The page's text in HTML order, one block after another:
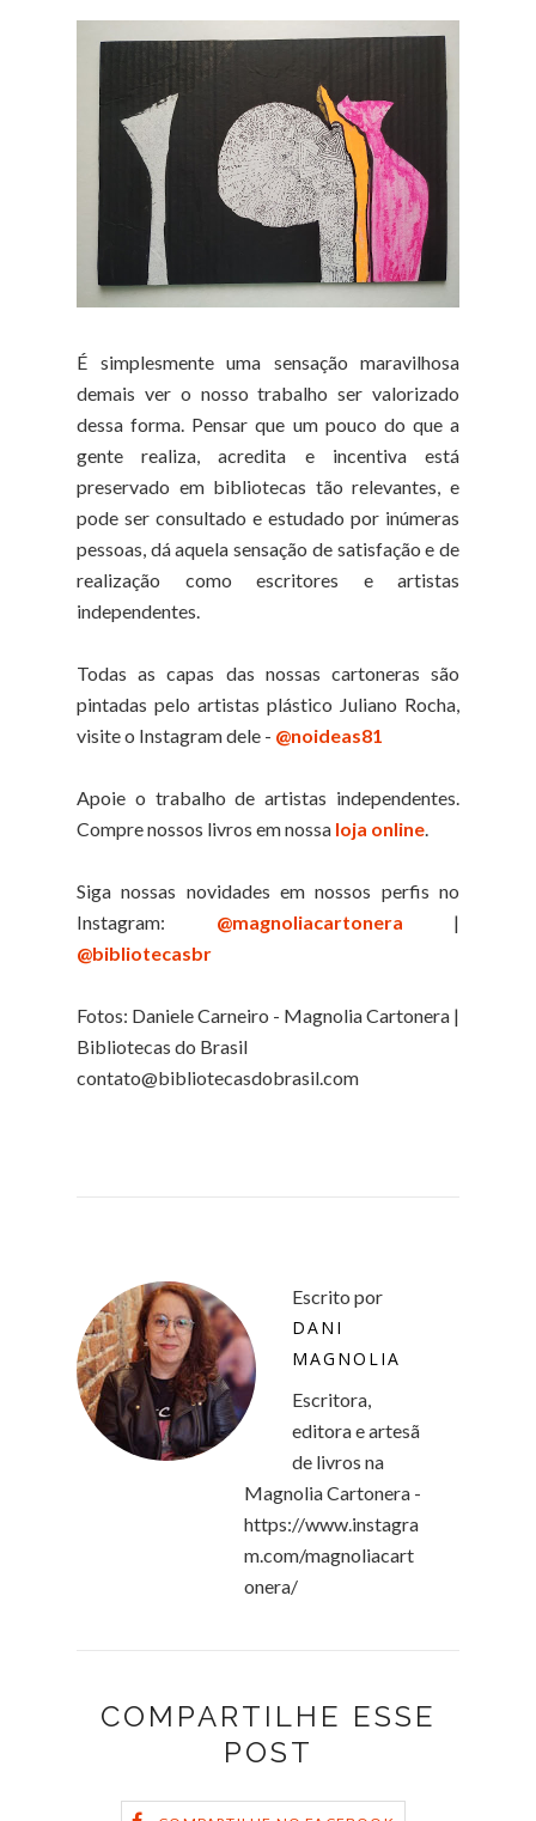
É simplesmente uma sensação maravilhosa
demais ver o nosso trabalho ser valorizado
dessa forma. Pensar que um pouco do que a
gente realiza, acredita e incentiva está
preservado em bibliotecas tão relevantes, e
pode ser consultado e estudado por inúmeras
pessoas, dá aquela sensação de satisfação e de
realização como escritores e artistas
independentes.
Todas as capas das nossas cartoneras são
pintadas pelo artistas plástico Juliano Rocha,
visite o Instagram dele - @noideas81
Apoie o trabalho de artistas independentes.
Compre nossos livros em nossa loja online.
Siga nossas novidades em nossos perfis no
Instagram: @magnoliacartonera |
@bibliotecasbr
Fotos: Daniele Carneiro - Magnolia Cartonera |
Bibliotecas do Brasil
contato@bibliotecasdobrasil.com
Escrito por
DANI
MAGNOLIA
Escritora,
editora e artesã
de livros na
Magnolia Cartonera -
https://www.instagra
m.com/magnoliacart
onera/
COMPARTILHE ESSE
POST